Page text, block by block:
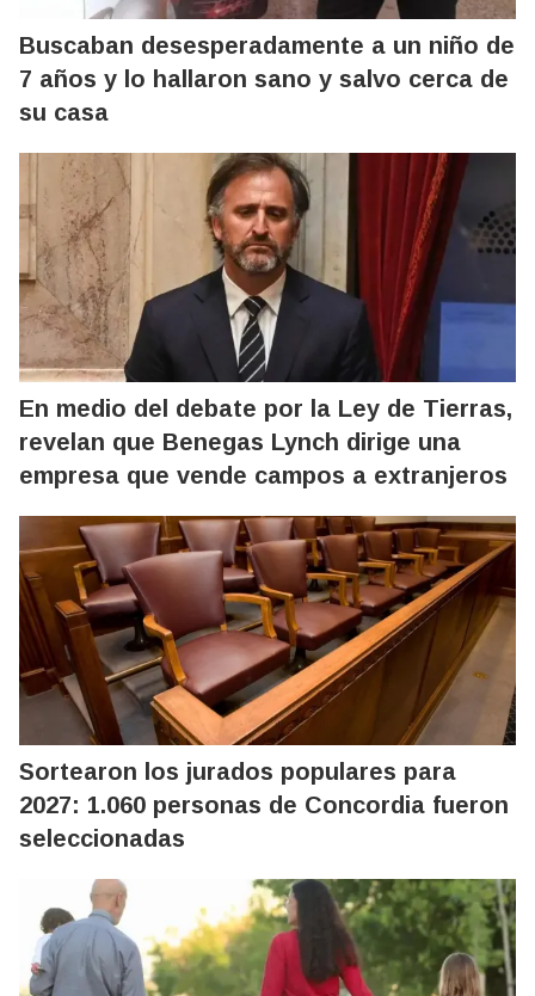
Buscaban desesperadamente a un niño de
7 años y lo hallaron sano y salvo cerca de
su casa
En medio del debate por la Ley de Tierras,
revelan que Benegas Lynch dirige una
empresa que vende campos a extranjeros
Sortearon los jurados populares para
2027: 1.060 personas de Concordia fueron
seleccionadas